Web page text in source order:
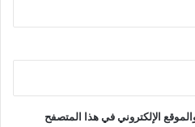
الإلكتروني في هذا المتصفح